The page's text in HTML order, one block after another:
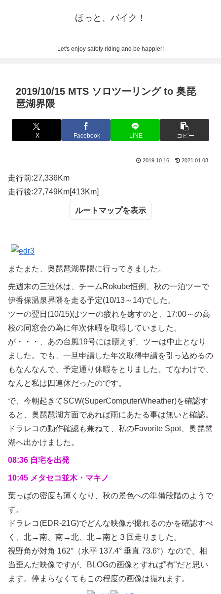
ほっと、バイク！
Let's enjoy safety riding and be happier!
2019/10/15 MTS ソロツーリング to 奥琵
琶湖界隈
X Facebook LINE コピー
2019.10.16 2021.01.08
走行前:27,336Km
走行後:27,749Km[413Km]
ルートマップ
またまた、奥琵琶湖界隈に行ってきました。
先週末の三連休は、チームRokube恒例、秋の一泊ツーで
伊香保温泉界隈を走る予定(10/13～14)でした。
ツーの翌日(10/15)はツーの疲れを癒すのと、17:00～の高
校の同窓会の為に年次休暇を取得していました。
が・・・、あの台風19号には贖えず、ツーは中止となり
ました。でも、一旦申請した年次取得申請を引っ込めるの
もなんなんで、予定通り休暇をとりました。てなわけで、
なんと私は四連休だったのです。
で、今朝起きてSCW(SuperComputerWheather)を確認す
ると、奥琵琶湖方面であれば雨にあたる事は無いと確認。
ドラレコの動作確認も兼ねて、私のFavorite Spot、奥琵琶
湖へ出かけました。
08:36 自宅を出発
10:45 メタセコ並木・マキノ
葉っぱの密度も薄くなり、秋の景色への準備段階のようで
す。
ドラレコ(EDR-21G)でどんな映像が撮れるのかを確認すべ
く、北→南、南→北、北→南と３回走りました。
視野角が対角 162°（水平 137.4° 垂直 73.6°）なので、相
当歪んだ映像ですが、BLOGの画像とすれば”有”だと思い
ます。停まらなくてもこの程度の画像は撮れます。